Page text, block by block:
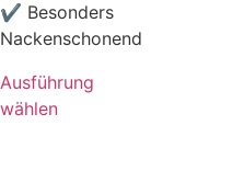
✔ Besonders
Nackenschonend
Ausführung
wählen